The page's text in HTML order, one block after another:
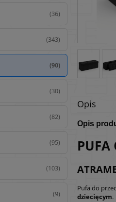
(36)
(343)
(90)
(30)
(82)
(95)
(103)
(9)
Opis
Opis
PUFA
Pufa do
dziecięcym.